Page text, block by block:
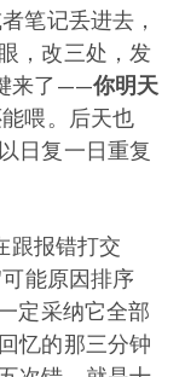
笔记丢进去，
，改三处，发
来了——你明天
喂。后天也
日复一日重复
跟报错打交
能原因排序
定采纳它全部
忆的那三分钟